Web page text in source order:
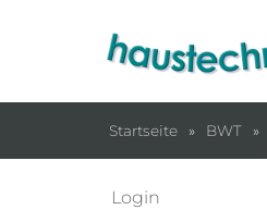
Startseite » BWT »
Login